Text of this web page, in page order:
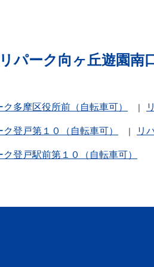
リパーク向ヶ丘遊園南
ク多摩区役所前（自転車可）
ク登戸第１０（自転車可） リ
ク登戸駅前第１０（自転車可）